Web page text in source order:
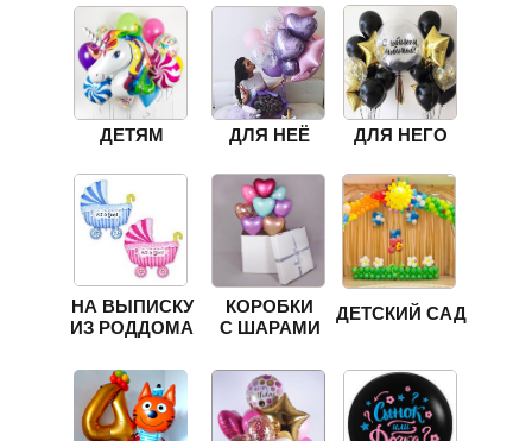
ДЛЯ НЕЁ ДЛЯ НЕГО
ДЕТЯМ
НА ВЫПИСКУ
ИЗ РОДДОМА
КОРОБКИ
С ШАРАМИ
ДЕТСКИЙ САД